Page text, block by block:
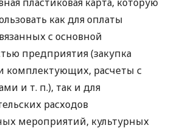
как для оплаты
с основной
предприятия (закупка
комплектующих, расчеты с
и т. п.), так и для
расходов
мероприятий, культурных